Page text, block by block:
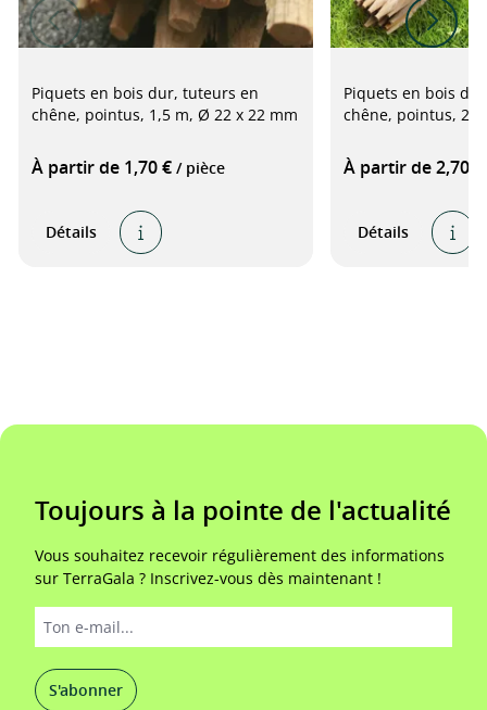
Piquets en bois dur, tuteurs en
chêne, pointus, 1,5 m, Ø 22 x 22 mm
À partir de 1,70 € / pièce
Détails
Piquets en bois
chêne, pointus, 2
À partir de 2,70 €
Détails
Toujours à la pointe de l'actualité
Vous souhaitez recevoir régulièrement des informations
sur TerraGala ? Inscrivez-vous dès maintenant !
S'abonner